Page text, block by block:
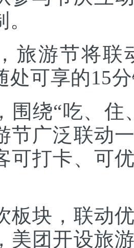
游节将联
处可享的15
绕“吃、住
节广泛联动
可打卡、可
块，联动优
美团开设旅